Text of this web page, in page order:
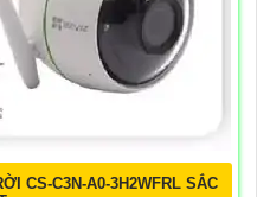
CS-C3N-A0-3H2WFRL SẮC